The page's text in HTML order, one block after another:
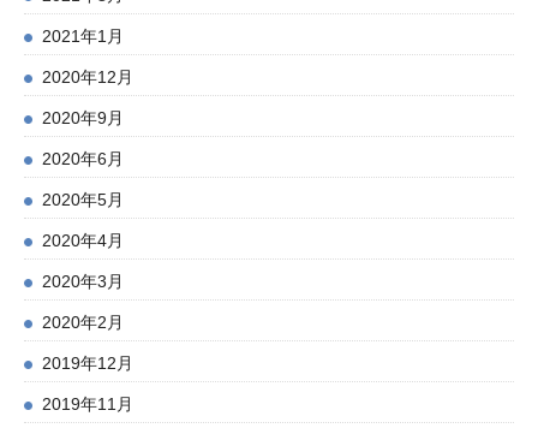
2021年1月
2020年12月
2020年9月
2020年6月
2020年5月
2020年4月
2020年3月
2020年2月
2019年12月
2019年11月